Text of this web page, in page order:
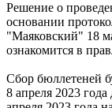
Решение о
основании
"Маяковский" 18
ознакомится в
Сбор бюллетеней
8 апреля 2023